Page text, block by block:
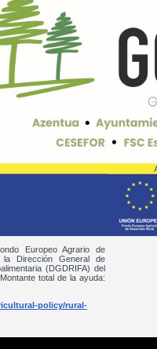
Europeo Agrario de
la Dirección General de
(DGDRIFA) del
total de la ayuda:
policy/rural-